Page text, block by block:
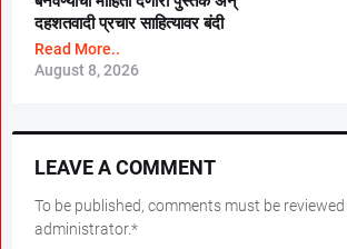
दहशतवादी प्रचार साहित्यावर बंदी
Read More..
August 8, 2026
LEAVE A COMMENT
To be published, comments must be
administrator.*